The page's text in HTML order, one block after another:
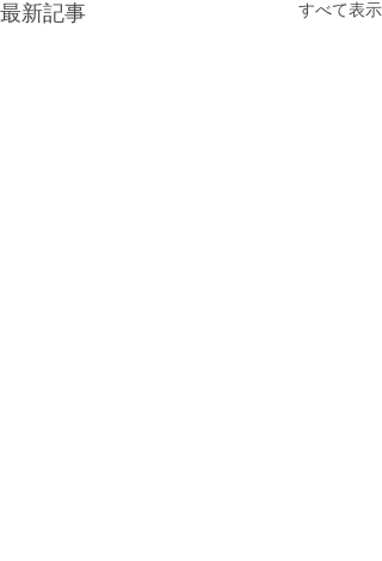
最新記事 すべて表示